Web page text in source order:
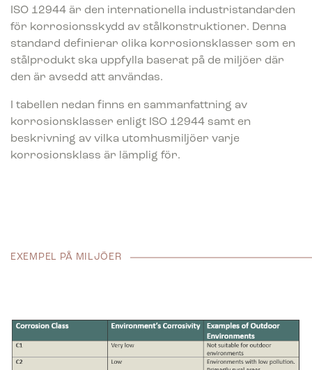
ISO 12944 är den internationella industristandarden
för korrosionsskydd av stålkonstruktioner. Denna
standard definierar olika korrosionsklasser som en
stålprodukt ska uppfylla baserat på de miljöer där
den är avsedd att användas.
I tabellen nedan finns en sammanfattning av
korrosionsklasser enligt ISO 12944 samt en
beskrivning av vilka utomhusmiljöer varje
korrosionsklass är lämplig för.
EXEMPEL PÅ MILJÖER